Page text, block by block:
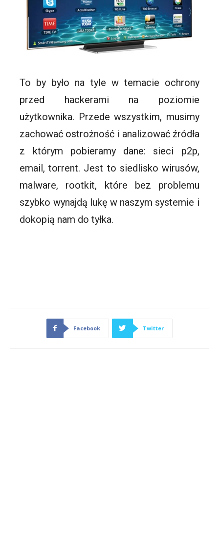
To by było na tyle w temacie ochrony
przed hackerami na poziomie
użytkownika. Przede wszystkim, musimy
zachować ostrożność i analizować źródła
z którym pobieramy dane: sieci p2p,
email, torrent. Jest to siedlisko wirusów,
malware, rootkit, które bez problemu
szybko wynajdą lukę w naszym systemie i
dokopią nam do tyłka.
Facebook Twitter